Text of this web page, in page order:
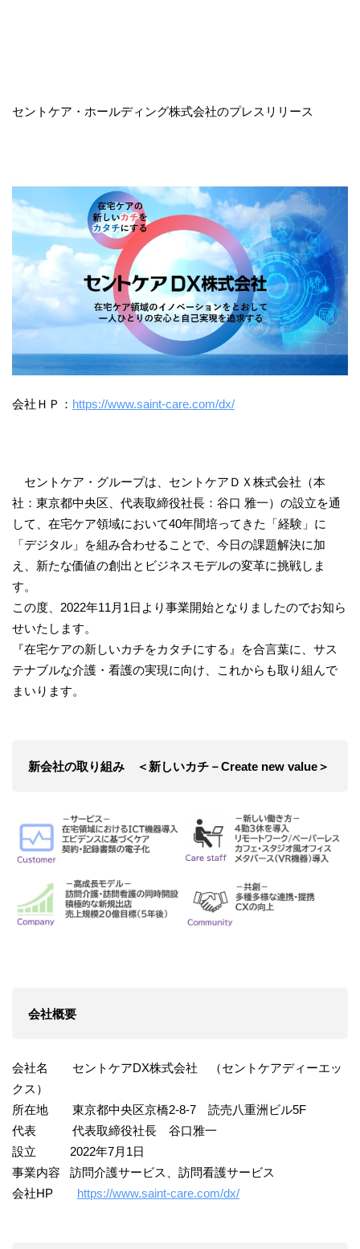
セントケア・ホールディング株式会社のプレスリリース
会社ＨＰ： https://www.saint-care.com/dx/
セントケア・グループは、セントケアＤＸ株式会社（本
社：東京都中央区、代表取締役社長：谷口 雅一）の設立を通
して、在宅ケア領域において40年間培ってきた「経験」に
「デジタル」を組み合わせることで、今日の課題解決に加
え、新たな価値の創出とビジネスモデルの変革に挑戦しま
す。
この度、2022年11月1日より事業開始となりましたのでお知ら
せいたします。
『在宅ケアの新しいカチをカタチにする』を合言葉に、サス
テナブルな介護・看護の実現に向け、これからも取り組んで
まいります。
新会社の取り組み ＜新しいカチ－Create new value＞
会社概要
会社名 セントケアDX株式会社 （セントケアディーエッ
クス）
所在地 東京都中央区京橋2-8-7 読売八重洲ビル5F
代表 代表取締役社長 谷口雅一
設立 2022年7月1日
事業内容 訪問介護サービス、訪問看護サービス
会社HP https://www.saint-care.com/dx/